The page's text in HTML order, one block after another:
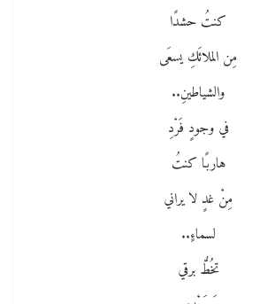
كنتُ حشدًا
مِن الملائَكِ يسعَى
والشياطينِ..
في وجودٍ فَرْدِ
هاربًا كنتُ
مِنْ غدٍ لا يراني
لسماءٍ..
تخُطُّ برقي